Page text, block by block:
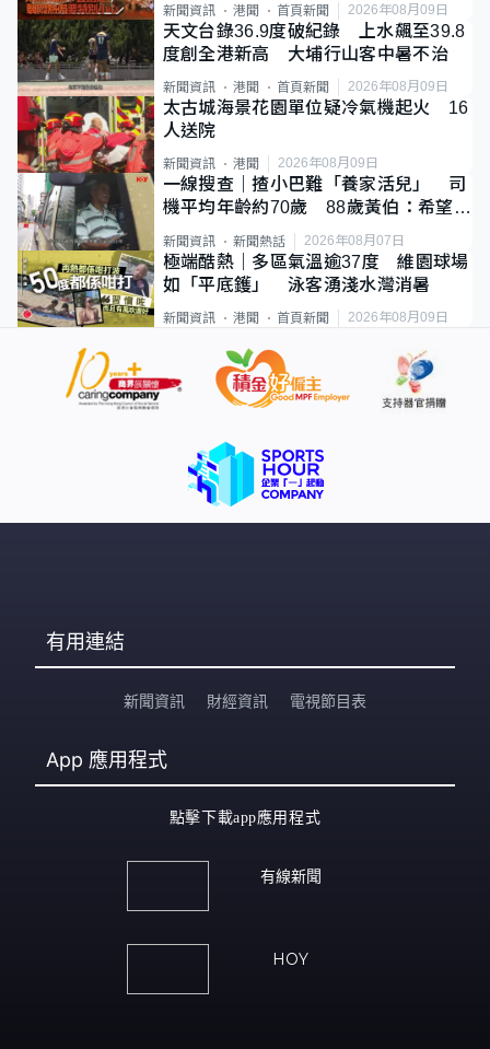
新聞資訊 港聞 首頁新聞 2026年08月09日
天文台錄36.9度破紀錄 上水飆至39.8
度創全港新高 大埔行山客中暑不治
新聞資訊 港聞 首頁新聞 2026年08月09日
太古城海景花園單位疑冷氣機起火 16
人送院
新聞資訊 港聞 2026年08月09日
一線搜查｜揸小巴難「養家活兒」 司
機平均年齡約70歲 88歲黃伯：希望一
直揸落去
新聞資訊 新聞熱話 2026年08月07日
極端酷熱｜多區氣溫逾37度 維園球場
如「平底鑊」 泳客湧淺水灣消暑
新聞資訊 港聞 首頁新聞 2026年08月09日
有用連結
新聞資訊 財經資訊 電視節目表
App 應用程式
點擊下載app應用程式
有線新聞
HOY